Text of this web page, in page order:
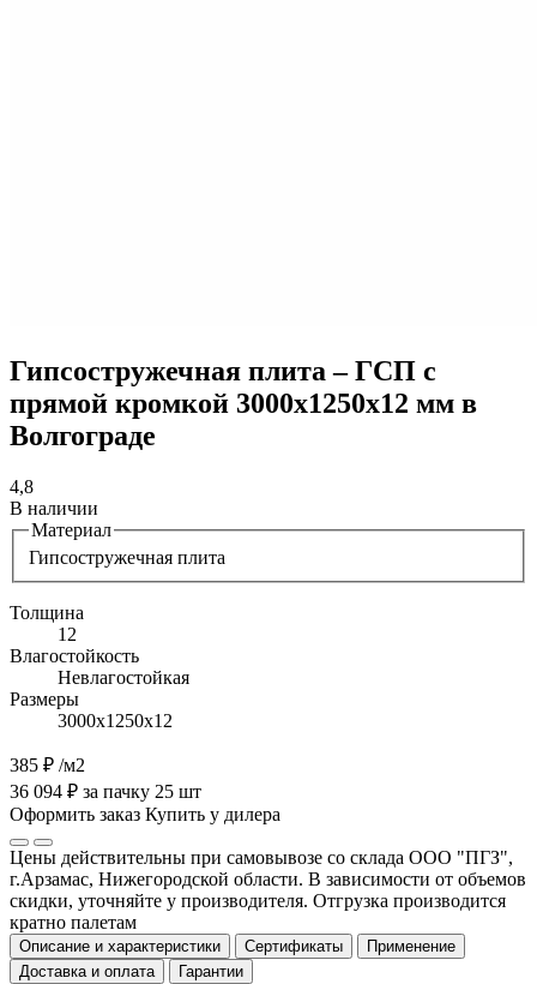
Гипсостружечная плита – ГСП с
прямой кромкой 3000х1250х12 мм в
Волгограде
4,8
В наличии
Материал
Гипсостружечная плита
Толщина
12
Влагостойкость
Невлагостойкая
Размеры
3000х1250х12
385 ₽ /м2
36 094 ₽ за пачку 25 шт
Оформить заказ Купить у дилера
Цены действительны при самовывозе со склада ООО "ПГЗ",
г.Арзамас, Нижегородской области. В зависимости от объемов
скидки, уточняйте у производителя. Отгрузка производится
кратно палетам
Описание и характеристики Сертификаты
Применение
Доставка и оплата
Гарантии